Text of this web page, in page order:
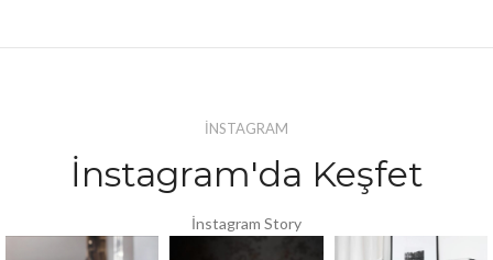
İNSTAGRAM
İnstagram'da Keşfet
İnstagram Story